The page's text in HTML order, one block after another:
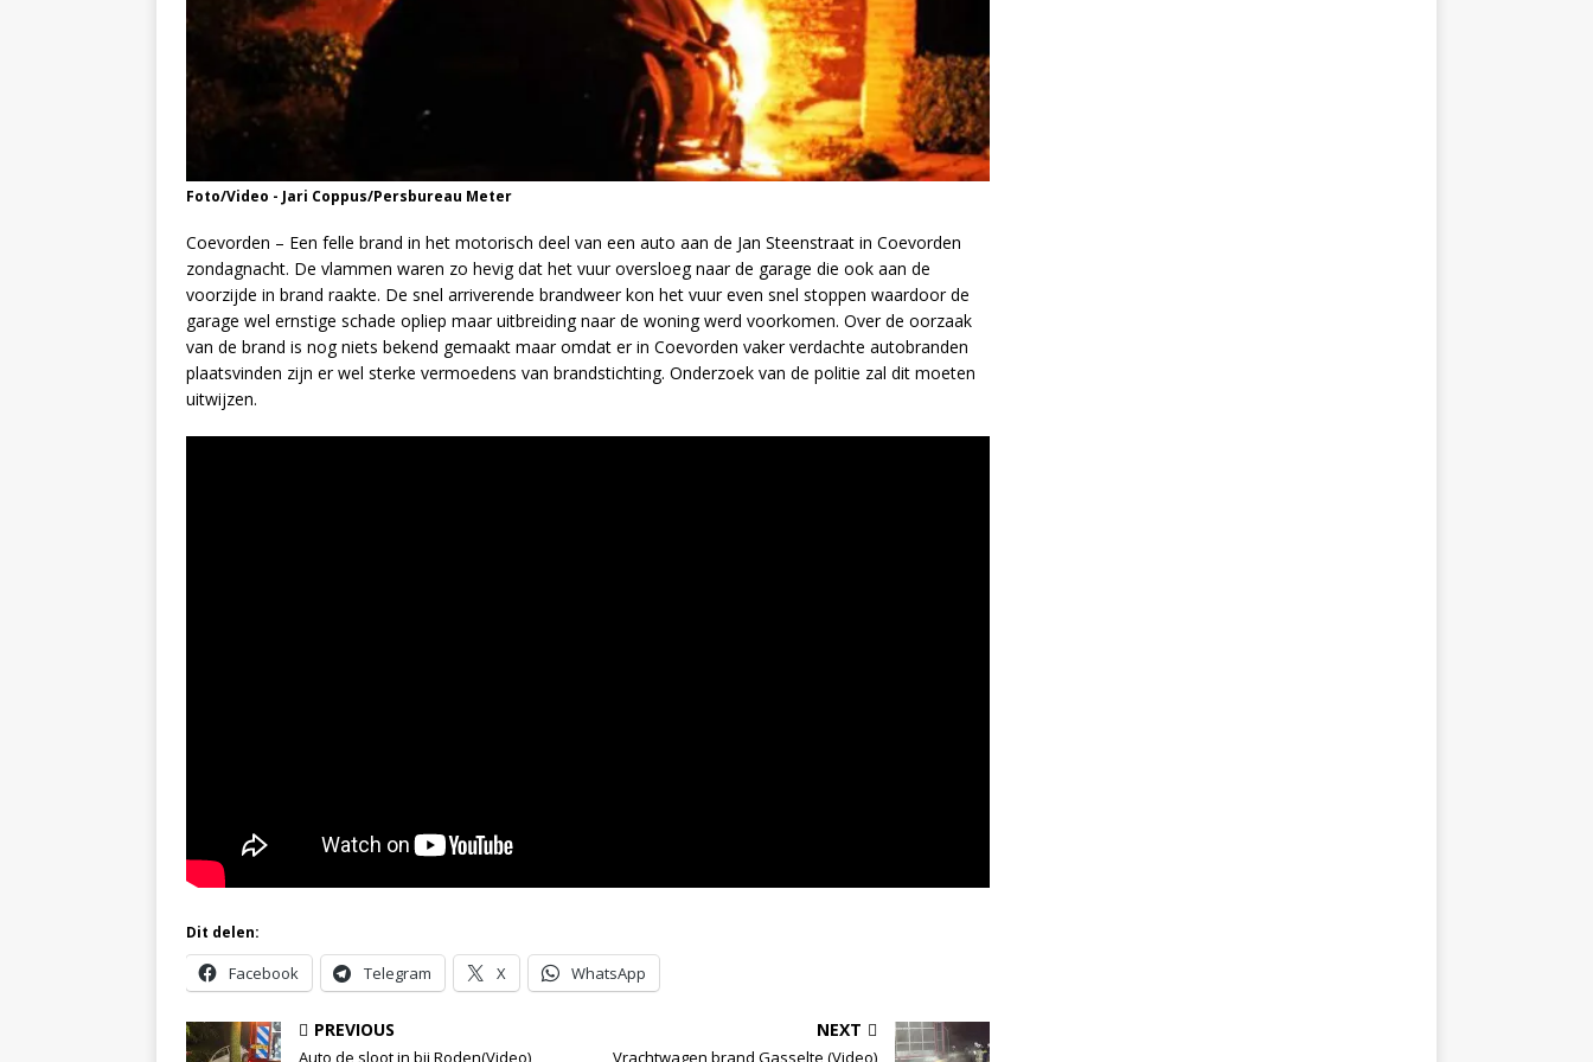
Foto/Video - Jari Coppus/Persbureau Meter
Coevorden – Een felle brand in het motorisch deel van een auto aan de Jan Steenstraat in Coevorden
zondagnacht. De vlammen waren zo hevig dat het vuur oversloeg naar de garage die ook aan de
voorzijde in brand raakte. De snel arriverende brandweer kon het vuur even snel stoppen waardoor de
garage wel ernstige schade opliep maar uitbreiding naar de woning werd voorkomen. Over de oorzaak
van de brand is nog niets bekend gemaakt maar omdat er in Coevorden vaker verdachte autobranden
plaatsvinden zijn er wel sterke vermoedens van brandstichting. Onderzoek van de politie zal dit moeten
uitwijzen.
Dit delen:
Facebook Telegram X WhatsApp
PREVIOUS
Auto de sloot in bij Roden(Video)
NEXT
Vrachtwagen brand Gasselte (Video)